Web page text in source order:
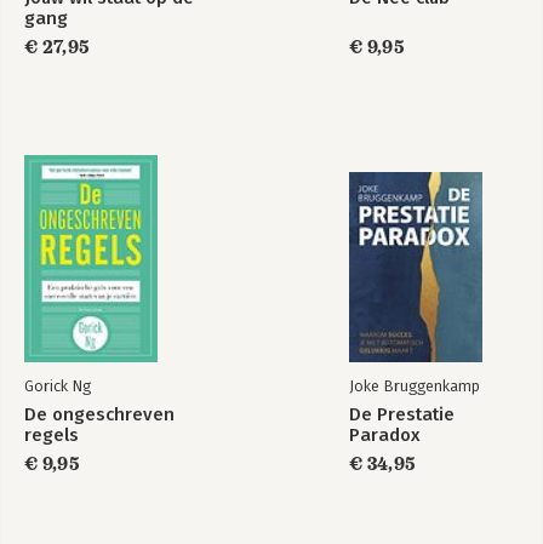
Trainen en
Coachen met
goed komt?
Bekijk alle boeken
gang
€ 27,95
€ 9,95
Gorick Ng
De ongeschreven
regels
€ 9,95
Joke Bruggenkamp
De Prestatie
Paradox
€ 34,95